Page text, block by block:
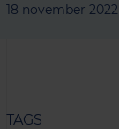
18 november 2022
TAGS